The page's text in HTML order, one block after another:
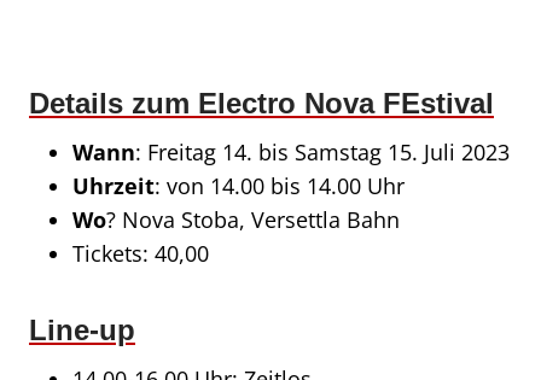
Details zum Electro Nova FEstival
Wann: Freitag 14. bis Samstag 15. Juli 2023
Uhrzeit: von 14.00 bis 14.00 Uhr
Wo? Nova Stoba, Versettla Bahn
Tickets: 40,00
Line-up